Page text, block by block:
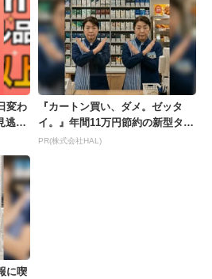
変わ
逃せ
『カートン買い、ダメ。ゼッタ
イ。』年間11万円節約の新型タバ
コが爆売れ
PR(株式会社HAL)
に喫